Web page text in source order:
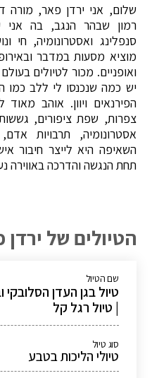
רמון שבהר הנגב, בה אני
סנפלינג ואסטרונומיה,
מוציא מסעות במדבר
ואופניים. מכור לטיולים
יש כמה שנכנסו לי ללב כמו
הפירנאים ויוון. אוהב
צפרות, שפת ציפורים, גששות,
אסטרונומיה, תרבויות
השאיפה היא לייצר חיבור
תחת הנגשה והדרכה באווירה
הטיולים של
שם הטיול
| טיול רגל קל
סוג טיול
טיולי הליכות בטבע